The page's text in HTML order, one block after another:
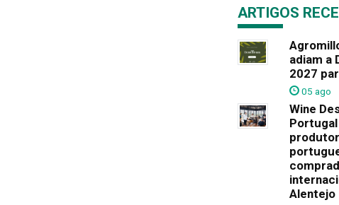
ARTIGOS
adiam a
2027
05 ago
Wine
Alentejo